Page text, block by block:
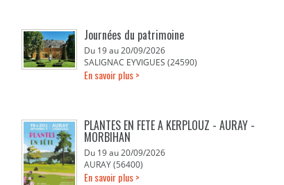
Journées du patrimoine
Du 19 au 20/09/2026
SALIGNAC EYVIGUES (24590)
En savoir plus >
PLANTES EN FETE A KERPLOUZ - AURAY -
MORBIHAN
Du 19 au 20/09/2026
AURAY (56400)
En savoir plus >